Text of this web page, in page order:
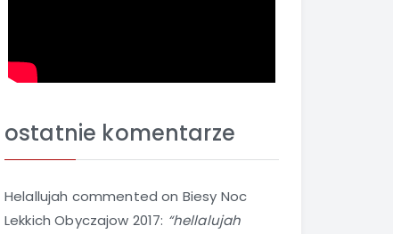
ostatnie komentarze
Helallujah commented on Biesy Noc
Lekkich Obyczajow 2017: “hellalujah